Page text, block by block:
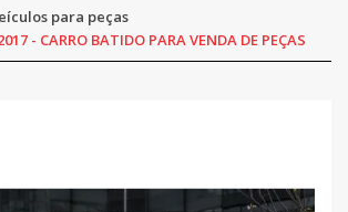
para peças
- CARRO BATIDO PARA VENDA DE PEÇAS